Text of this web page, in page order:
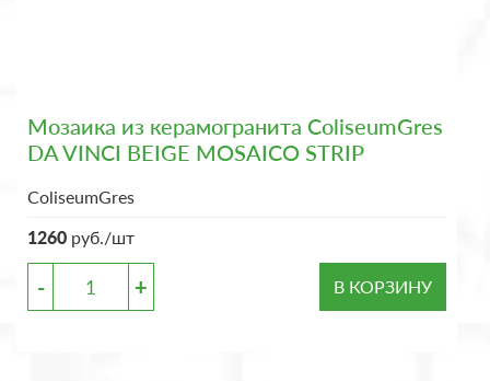
Мозаика из керамогранита ColiseumGres
DA VINCI BEIGE MOSAICO STRIP
ColiseumGres
1260 руб./шт
- + В КОРЗИНУ